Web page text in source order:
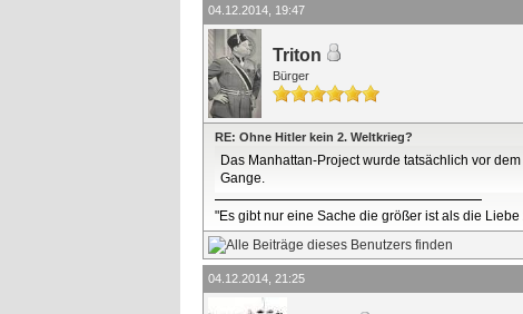
04.12.2014, 19:47
Triton
Bürger
RE: Ohne Hitler kein 2. Weltkrieg?
Das Manhattan-Project wurde tatsächlich vor
Gange.
"Es gibt nur eine Sache die größer ist als die
04.12.2014, 21:25